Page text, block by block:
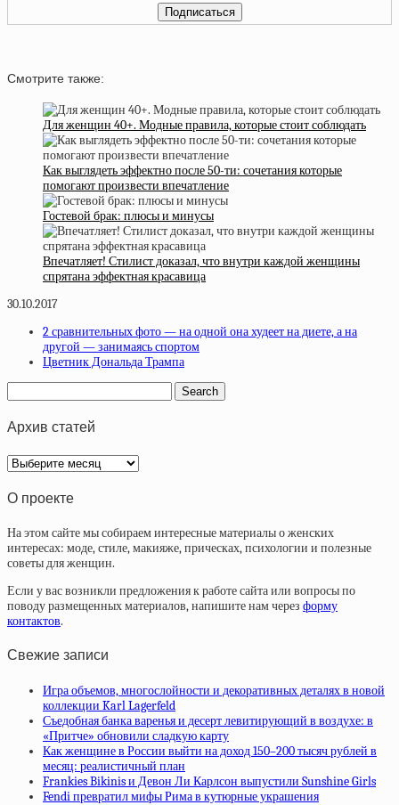
Смотрите также:
Для женщин 40+. Модные правила, которые стоит соблюдать
Как выглядеть эффектно после 50-ти: сочетания которые
помогают произвести впечатление
Гостевой брак: плюсы и минусы
Впечатляет! Стилист доказал, что внутри каждой женщины
спрятана эффектная красавица
30.10.2017
2 сравнительных фото — на одной она худеет на диете, а на
другой — занимаясь спортом
Цветник Дональда Трампа
Архив статей
Архив
статей
О проекте
На этом сайте мы собираем интересные материалы о женских
интересах: моде, стиле, макияже, прическах, психологии и полезные
советы для женщин.
Если у вас возникли предложения к работе сайта или вопросы по
поводу размещенных материалов, напишите нам через форму
контактов.
Свежие записи
Игра объемов, многослойности и декоративных деталях в новой
коллекции Karl Lagerfeld
Съедобная банка варенья и десерт левитирующий в воздухе: в
«Притче» обновили сладкую карту
Как женщине в России выйти на доход 150–200 тысяч рублей в
месяц: реалистичный план
Frankies Bikinis и Девон Ли Карлсон выпустили Sunshine Girls
Fendi превратил мифы Рима в кутюрные украшения